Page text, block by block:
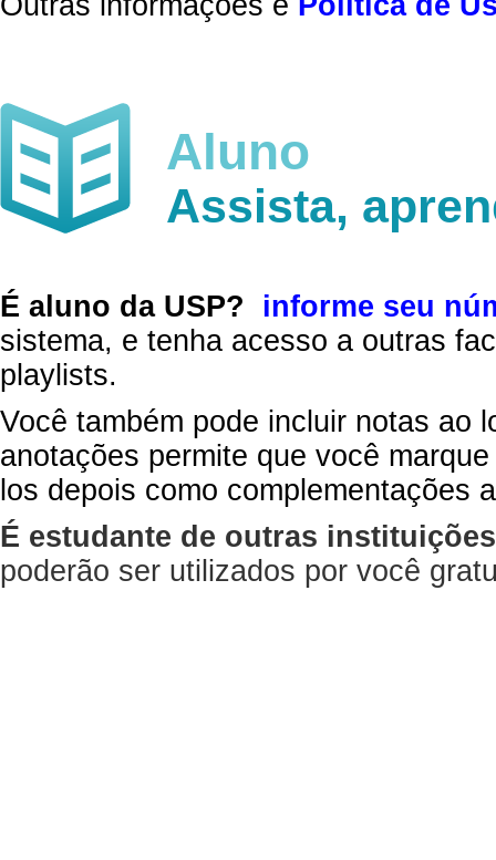
Aluno
Assista,
É aluno da USP?
informe seu
sistema, e tenha acesso a outras
playlists.
Você também pode incluir notas ao
anotações permite que você
los depois como complementações
É estudante de outras
poderão ser utilizados por você